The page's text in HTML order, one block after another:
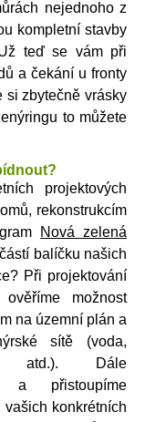
nejednoho z
kompletní stavby
teď se vám při
a čekání u fronty
si zbytečně vrásky
to můžete
projektových
rekonstrukcím
Nová zelená
balíčku našich
Při projektování
možnost
na územní plán a
sítě (voda,
atd.). Dále
a přistoupíme
vašich konkrétních